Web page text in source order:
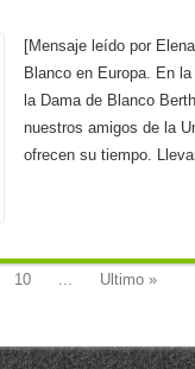
[Mensaje leído por
Blanco en Europa. En
la Dama de Blanco
nuestros amigos de la
ofrecen su tiempo.
10 ... Ultimo »